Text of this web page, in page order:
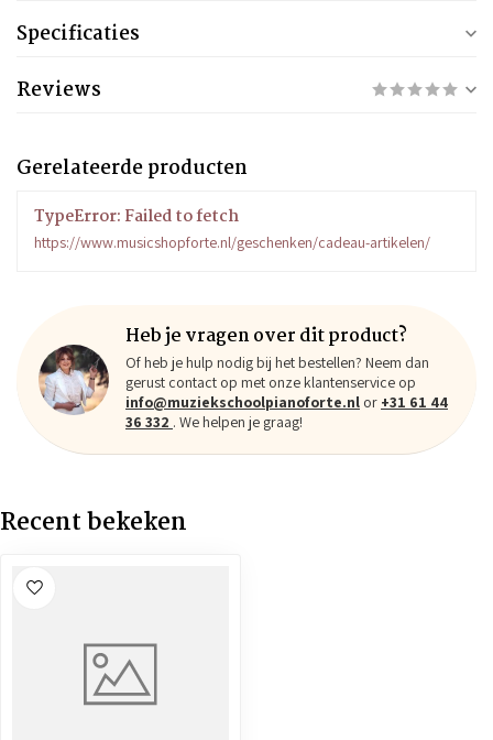
Specificaties
Reviews
Gerelateerde producten
TypeError: Failed to fetch
https://www.musicshopforte.nl/geschenken/cadeau-artikelen/
Heb je vragen over dit product?
Of heb je hulp nodig bij het bestellen? Neem dan
gerust contact op met onze klantenservice op
info@muziekschoolpianoforte.nl or +31 61 44
36 332 . We helpen je graag!
Recent bekeken